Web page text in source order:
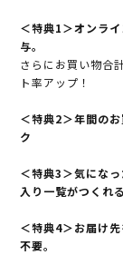
＜特典1＞オンラ
与。
さらにお買い物合
ト率アップ！
＜特典2＞年間の
ク
＜特典3＞気にな
入り一覧がつくれる
＜特典4＞お届け
不要。